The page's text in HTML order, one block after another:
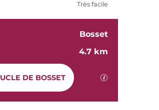
Très facile
Bosset
4.7 km
DE BOSSET